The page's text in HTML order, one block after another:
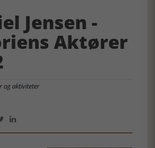
Jensen -
Aktører
og aktiviteter
